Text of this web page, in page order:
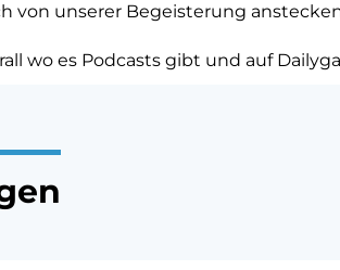
von unserer Begeisterung
wo es Podcasts gibt und auf